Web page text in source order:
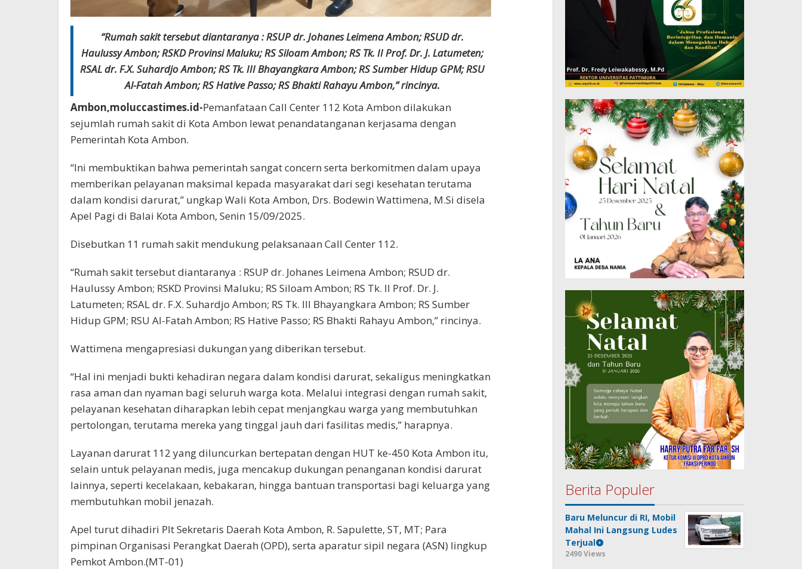
“Rumah sakit tersebut diantaranya : RSUP dr. Johanes Leimena Ambon; RSUD dr.
Haulussy Ambon; RSKD Provinsi Maluku; RS Siloam Ambon; RS Tk. II Prof. Dr. J. Latumeten;
RSAL dr. F.X. Suhardjo Ambon; RS Tk. III Bhayangkara Ambon; RS Sumber Hidup GPM; RSU
Al-Fatah Ambon; RS Hative Passo; RS Bhakti Rahayu Ambon,” rincinya.
Ambon,moluccastimes.id-Pemanfataan Call Center 112 Kota Ambon dilakukan
sejumlah rumah sakit di Kota Ambon lewat penandatanganan kerjasama dengan
Pemerintah Kota Ambon.
“Ini membuktikan bahwa pemerintah sangat concern serta berkomitmen dalam upaya
memberikan pelayanan maksimal kepada masyarakat dari segi kesehatan terutama
dalam kondisi darurat,” ungkap Wali Kota Ambon, Drs. Bodewin Wattimena, M.Si disela
Apel Pagi di Balai Kota Ambon, Senin 15/09/2025.
Disebutkan 11 rumah sakit mendukung pelaksanaan Call Center 112.
“Rumah sakit tersebut diantaranya : RSUP dr. Johanes Leimena Ambon; RSUD dr.
Haulussy Ambon; RSKD Provinsi Maluku; RS Siloam Ambon; RS Tk. II Prof. Dr. J.
Latumeten; RSAL dr. F.X. Suhardjo Ambon; RS Tk. III Bhayangkara Ambon; RS Sumber
Hidup GPM; RSU Al-Fatah Ambon; RS Hative Passo; RS Bhakti Rahayu Ambon,” rincinya.
Wattimena mengapresiasi dukungan yang diberikan tersebut.
“Hal ini menjadi bukti kehadiran negara dalam kondisi darurat, sekaligus meningkatkan
rasa aman dan nyaman bagi seluruh warga kota. Melalui integrasi dengan rumah sakit,
pelayanan kesehatan diharapkan lebih cepat menjangkau warga yang membutuhkan
pertolongan, terutama mereka yang tinggal jauh dari fasilitas medis,” harapnya.
Layanan darurat 112 yang diluncurkan bertepatan dengan HUT ke-450 Kota Ambon itu,
selain untuk pelayanan medis, juga mencakup dukungan penanganan kondisi darurat
lainnya, seperti kecelakaan, kebakaran, hingga bantuan transportasi bagi keluarga yang
membutuhkan mobil jenazah.
Apel turut dihadiri Plt Sekretaris Daerah Kota Ambon, R. Sapulette, ST, MT; Para
pimpinan Organisasi Perangkat Daerah (OPD), serta aparatur sipil negara (ASN) lingkup
Pemkot Ambon.(MT-01)
Berita Populer
Baru Meluncur di RI, Mobil
Mahal Ini Langsung Ludes
Terjual
2490 Views